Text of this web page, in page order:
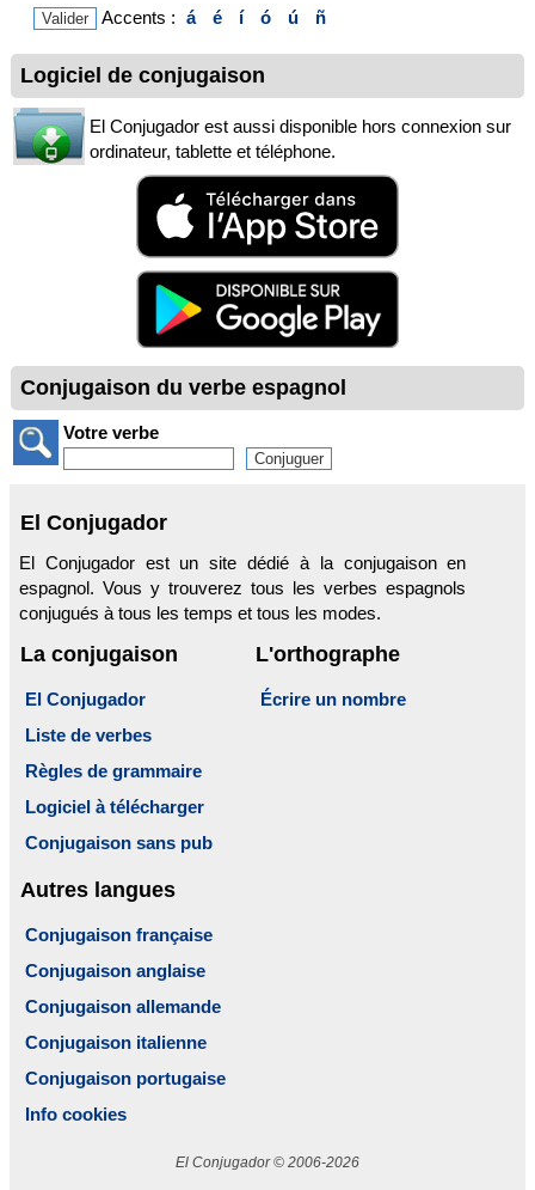
Accents : á é í ó ú ñ
Logiciel de conjugaison
El Conjugador est aussi disponible hors connexion sur
ordinateur, tablette et téléphone.
Conjugaison du verbe espagnol
Votre verbe
El Conjugador
El Conjugador est un site dédié à la conjugaison en
espagnol. Vous y trouverez tous les verbes espagnols
conjugués à tous les temps et tous les modes.
La conjugaison
El Conjugador
Liste de verbes
Règles de grammaire
Logiciel à télécharger
Conjugaison sans pub
L'orthographe
Écrire un nombre
Autres langues
Conjugaison française
Conjugaison anglaise
Conjugaison allemande
Conjugaison italienne
Conjugaison portugaise
Info cookies
El Conjugador © 2006-2026